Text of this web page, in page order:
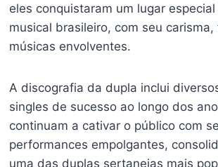
eles conquistaram um lugar
musical brasileiro, com seu carisma,
músicas envolventes.
A discografia da dupla inclui
singles de sucesso ao longo dos
continuam a cativar o público com
performances empolgantes,
uma das duplas sertanejas mais